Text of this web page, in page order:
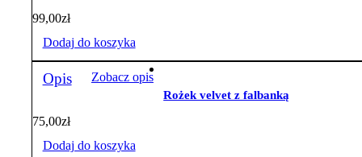
99,00zł
Dodaj do koszyka
Opis Zobacz opis
Rożek velvet z falbanką
75,00zł
Dodaj do koszyka